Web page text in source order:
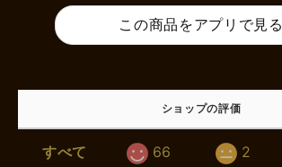
この商品をアプリで見る
ショップの評価
すべて 66 2